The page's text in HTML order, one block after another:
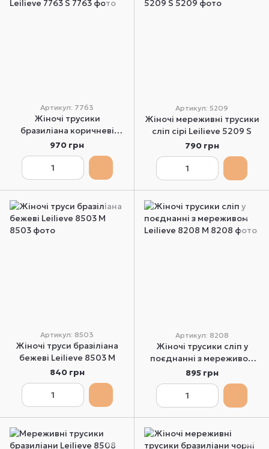
Артикул: 7763
Жіночі трусики
бразиліана коричневі
Leilieve 7763 S
970 грн
Артикул: 5209
Жіночі мереживні трусики
сліп сірі Leilieve 5209 S
790 грн
Артикул: 8503
​​​​​​​Жіночі труси бразіліана
бежеві Leilieve 8503 M
840 грн
Артикул: 8208
Жіночі трусики сліп у
поєднанні з мереживом
Leilieve 8208 M
895 грн